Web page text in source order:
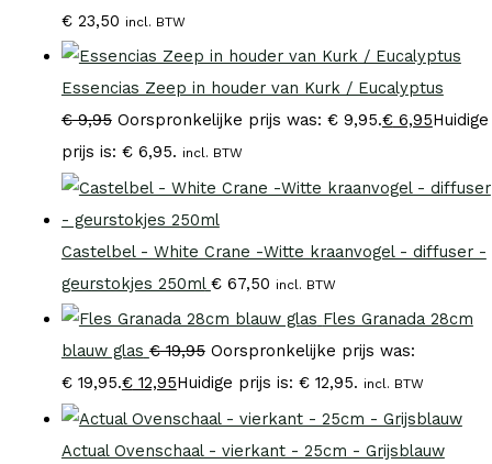
€23,50 incl. BTW
Essencias Zeep in houder van Kurk / Eucalyptus
€9,95 Oorspronkelijke prijs was: € 9,95.€6,95Huidige
prijs is: € 6,95. incl. BTW
Castelbel - White Crane -Witte kraanvogel - diffuser -
geurstokjes 250ml €67,50 incl. BTW
Fles Granada 28cm
blauw glas €19,95 Oorspronkelijke prijs was:
€ 19,95.€12,95Huidige prijs is: € 12,95. incl. BTW
Actual Ovenschaal - vierkant - 25cm - Grijsblauw